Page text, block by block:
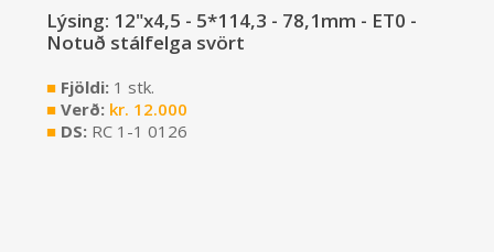
Lýsing: 12"x4,5 - 5*114,3 - 78,1mm - ET0 -
Notuð stálfelga svört
■Fjöldi: 1 stk.
■Verð: kr. 12.000
■DS: RC 1-1 0126